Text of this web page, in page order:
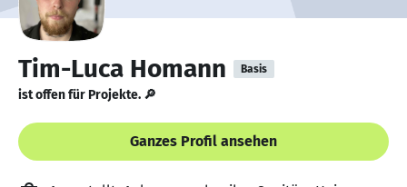
Tim-Luca Homann Basis
ist offen für Projekte. 🔎
Ganzes Profil ansehen